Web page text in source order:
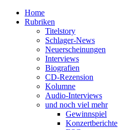
Home
Rubriken
Titelstory
Schlager-News
Neuerscheinungen
Interviews
Biografien
CD-Rezension
Kolumne
Audio-Interviews
und noch viel mehr
Gewinnspiel
Konzertberichte